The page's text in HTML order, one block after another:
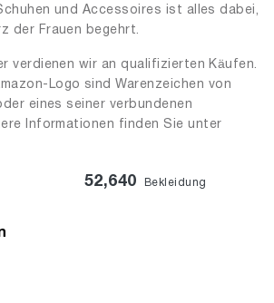
und Accessoires ist alles dabei,
der Frauen begehrt.
verdienen wir an qualifizierten Käufen.
Logo sind Warenzeichen von
eines seiner verbundenen
Informationen finden Sie unter
52,640 Bekleidung